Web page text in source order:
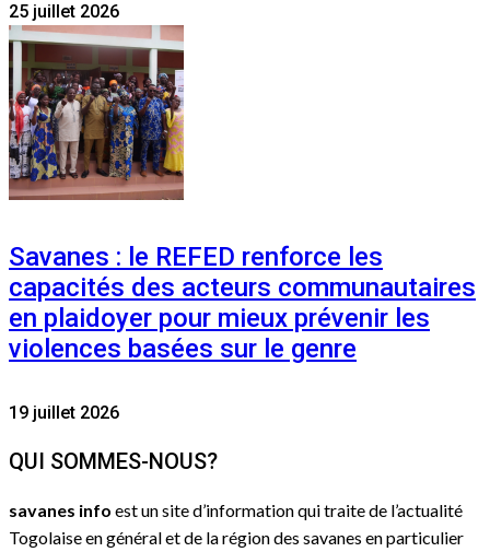
25 juillet 2026
Savanes : le REFED renforce les
capacités des acteurs communautaires
en plaidoyer pour mieux prévenir les
violences basées sur le genre
19 juillet 2026
QUI SOMMES-NOUS?
savanes info est un site d’information qui traite de l’actualité
Togolaise en général et de la région des savanes en particulier